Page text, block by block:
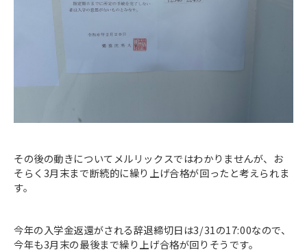
その後の動きについてメルリックスではわかりませんが、お
そらく3月末まで断続的に繰り上げ合格が回ったと考えられま
す。
今年の入学金返還がされる辞退締切日は3/31の17:00なので、
今年も3月末の最後まで繰り上げ合格が回りそうです。